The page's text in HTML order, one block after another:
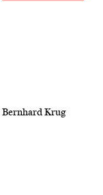
Bernhard Krug